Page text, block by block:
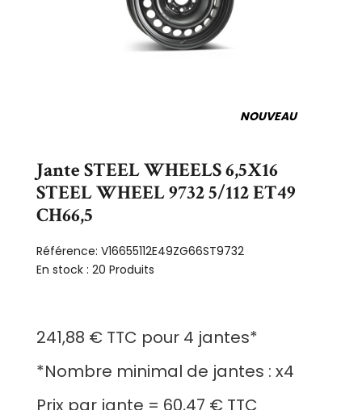
NOUVEAU
Jante STEEL WHEELS 6,5X16
STEEL WHEEL 9732 5/112 ET49
CH66,5
Référence: V16655112E49ZG66ST9732
En stock : 20 Produits
241,88 € TTC pour 4 jantes*
*Nombre minimal de jantes : x4
Prix par jante = 60,47 € TTC